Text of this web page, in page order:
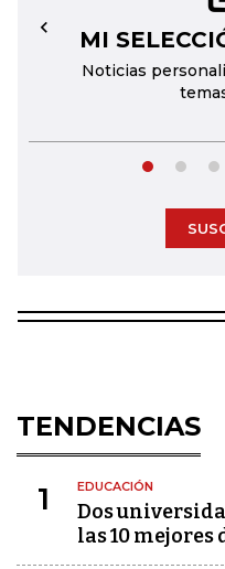
MI
Noticias
←
TENDENCIAS
1 EDUCACIÓN
Dos
las 10 mejores